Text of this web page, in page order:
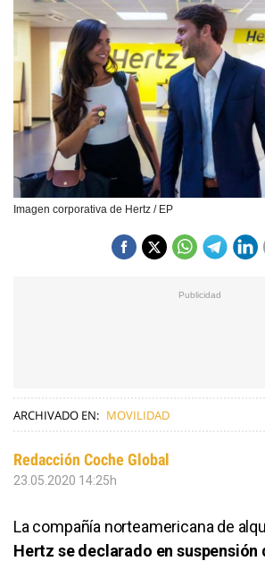
Imagen corporativa de Hertz / EP
ARCHIVADO EN: MOVILIDAD
Redacción Coche Global
23.05.2020 14:25h
La compañía norteamericana de
Hertz se declarado en suspensión